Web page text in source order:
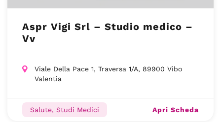
Aspr Vigi Srl – Studio medico –
Vv
Viale Della Pace 1, Traversa 1/A, 89900 Vibo
Valentia
Salute, Studi Medici Apri Scheda